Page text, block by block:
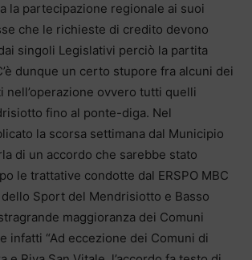
la partecipazione regionale ai suoi
che le richieste di credito devono
singoli Legislativi perciò la partita
dunque un certo stupore fra alcuni dei
nell’operazione ovvero tutti quelli
fino al ponte-diga. Nel
la scorsa settimana dal Municipio
di un accordo che sarebbe stato
le trattative condotte dal ERSPO MBC
Sport del Mendrisiotto e Basso
maggioranza dei Comuni
infatti “Ad eccezione dei Comuni di